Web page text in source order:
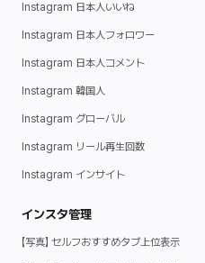
Instagram 日本人いいね
Instagram 日本人フォロワー
Instagram 日本人コメント
Instagram 韓国人
Instagram グローバル
Instagram リール再生回数
Instagram インサイト
インスタ管理
【写真】 セルフおすすめタブ上位表示ㅤ